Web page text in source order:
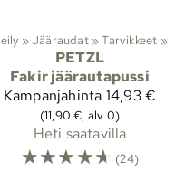
Kiipeily ‪»Jääraudat ‪»Tarvikkeet ‪»
PETZL
Fakir jäärautapussi
Kampanjahinta 14,93 €
(11,90 €, alv 0)
Heti saatavilla
☆☆☆☆☆ (24)